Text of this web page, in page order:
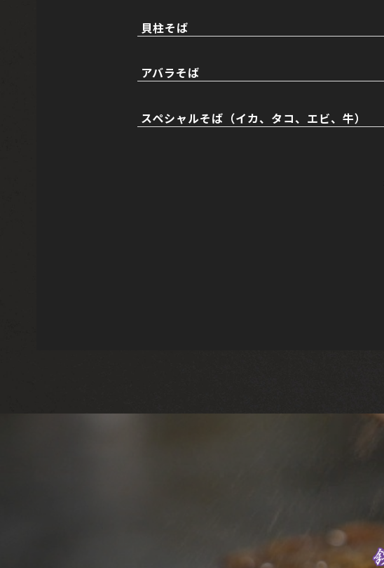
貝柱そば
アバラそば
スペシャルそば（イカ、タコ、エビ、牛）